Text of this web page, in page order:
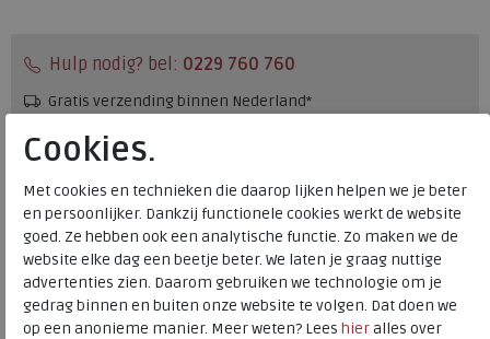
Hulp nodig? bel: 0229 760 760
Gratis verzending binnen Nederland*
Voor 14:00 uur besteld = dezelfde werkdag verzonden*
Merk
ECCO
Fabrikantcode
45042302001
Bestelcode
266.01.000063
Kleur
Black
Cookies.
Met cookies en technieken die daarop lijken helpen we je beter
en persoonlijker. Dankzij functionele cookies werkt de website
goed. Ze hebben ook een analytische functie. Zo maken we de
website elke dag een beetje beter. We laten je graag nuttige
advertenties zien. Daarom gebruiken we technologie om je
gedrag binnen en buiten onze website te volgen. Dat doen we
op een anonieme manier. Meer weten? Lees hieralles over